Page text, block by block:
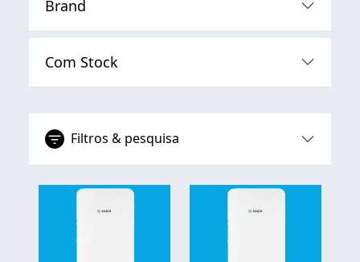
Filtros & pesquisa
Brand
Com Stock